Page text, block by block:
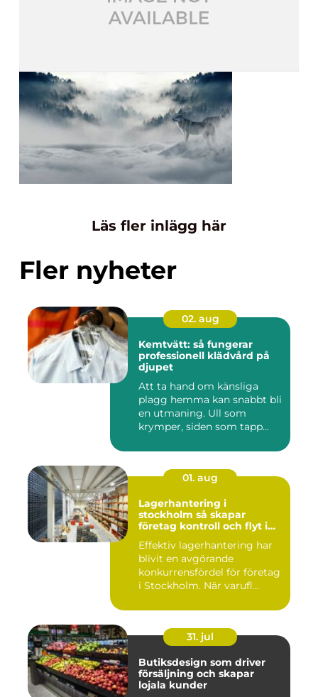
Läs fler inlägg här
Fler nyheter
02. aug
Kemtvätt: så fungerar
professionell klädvård på
djupet
Att ta hand om känsliga
plagg hemma kan snabbt bli
en utmaning. Ull som
krymper, siden som tapp...
01. aug
Lagerhantering i
stockholm så skapar
företag kontroll och flyt i
Effektiv lagerhantering har
blivit en avgörande
konkurrensfördel för företag
i Stockholm. När varufl...
31. jul
Butiksdesign som driver
försäljning och skapar
lojala kunder